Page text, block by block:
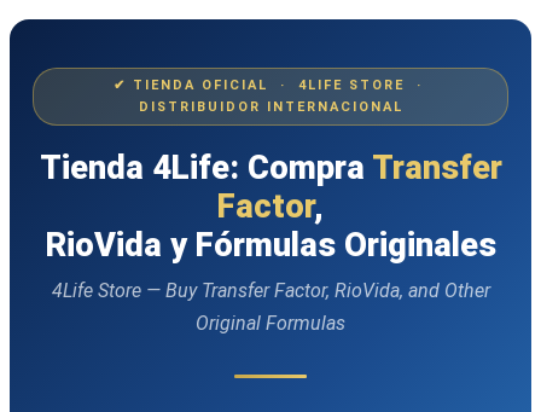
✔ TIENDA OFICIAL · 4LIFE STORE ·
DISTRIBUIDOR INTERNACIONAL
Tienda 4Life: Compra Transfer
Factor,
RioVida y Fórmulas Originales
4Life Store — Buy Transfer Factor, RioVida, and Other
Original Formulas